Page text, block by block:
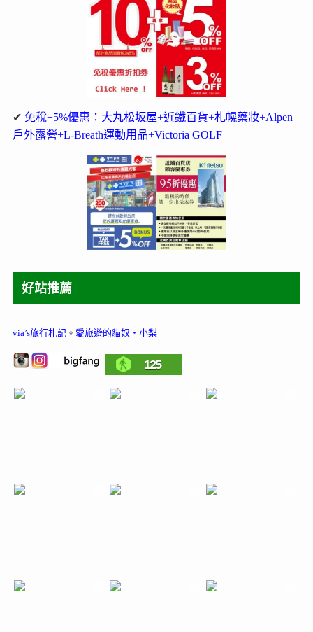
✔ 免稅+5%優惠：大丸松坂屋+近鐵百貨+札幌藥妝+Alpen
戶外露營+L-Breath運動用品+Victoria GOLF
好站推薦
via’s旅行札記。 愛旅遊的貓奴‧小梨
125